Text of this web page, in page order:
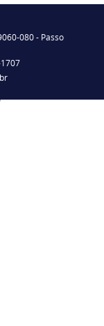
080 - Passo